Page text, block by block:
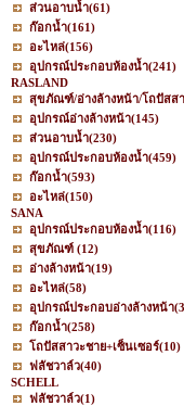
ส่วนอาบน้ำ(61)
ก๊อกน้ำ(161)
อะไหล่(156)
อุปกรณ์ประกอบห้องน้ำ(241)
RASLAND
สุขภัณฑ์/อ่างล้างหน้า/โถปัสส
อุปกรณ์อ่างล้างหน้า(145)
ส่วนอาบน้ำ(230)
อุปกรณ์ประกอบห้องน้ำ(459)
ก๊อกน้ำ(593)
อะไหล่(150)
SANA
อุปกรณ์ประกอบห้องน้ำ(116)
สุขภัณฑ์ (12)
อ่างล้างหน้า(19)
อะไหล่(58)
อุปกรณ์ประกอบอ่างล้างหน้า
ก๊อกน้ำ(258)
โถปัสสาวะชาย+เซ็นเซอร์(10)
ฟลัชวาล์ว(40)
SCHELL
ฟลัชวาล์ว(1)